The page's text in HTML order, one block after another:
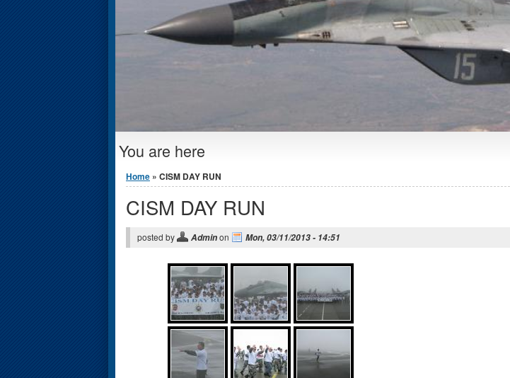
You are here
Home » CISM DAY RUN
CISM DAY RUN
posted by Adminon Mon, 03/11/2013 - 14:51